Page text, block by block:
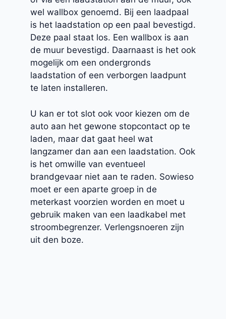
wel wallbox genoemd. Bij een laadpaal
is het laadstation op een paal bevestigd.
Deze paal staat los. Een wallbox is aan
de muur bevestigd. Daarnaast is het ook
mogelijk om een ondergronds
laadstation of een verborgen laadpunt
te laten installeren.
U kan er tot slot ook voor kiezen om de
auto aan het gewone stopcontact op te
laden, maar dat gaat heel wat
langzamer dan aan een laadstation. Ook
is het omwille van eventueel
brandgevaar niet aan te raden. Sowieso
moet er een aparte groep in de
meterkast voorzien worden en moet u
gebruik maken van een laadkabel met
stroombegrenzer. Verlengsnoeren zijn
uit den boze.